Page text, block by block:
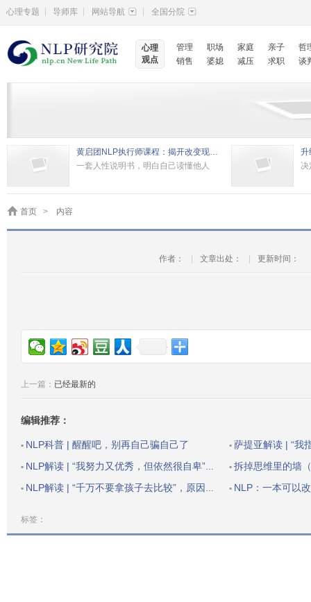
心理专题 导师库 网站导航 全国分院
心理
观点
管理 职场 家庭 亲子
哲
销售
婆媳 减压 求职 谈
黄启团NLP执行师课程：揭开改变现状的秘密
一套人性说明书，明白自己读懂他人
升
决
首页 > 内容
作者： 文章出处： 更新时间：
上一篇： 已经最新的
编辑推荐：
▪ NLP科普 | 醒醒吧，别再自己骗自己了 ▪ 萨提亚解读 | “我指
▪ NLP解读 | “我努力又优秀，但依然很自卑”：一个方法，提升你的自我价值 ▪ 拆掉思维里的墙
▪ NLP解读 | “千万不要拿孩子去比较”，原因戳中无数父母的心 ▪ NLP：一本可以
标签：